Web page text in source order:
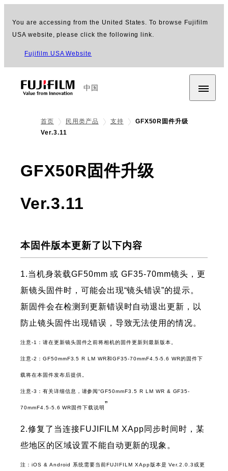
You are accessing from the United States. To browse Fujifilm
USA website, please click the following link.
Fujifilm USA Website
中国
首页 民用类产品 支持
GFX50R固件升级
Ver.3.11
GFX50R固件升级
Ver.3.11
本固件版本更新了以下内容
1.当机身装载GF50mm 或 GF35-70mm镜头，更
新镜头固件时，可能会出现“镜头错误”的提示。
新固件会在检测到更新错误时自动退出更新，以
防止镜头固件出现错误，导致无法使用的情况。
注意-1：请在更新镜头固件之前将相机的固件更新到最新版本。
注意-2：GF50mmF3.5 R LM WR和GF35-70mmF4.5-5.6 WR的固件下
载将在本固件发布后提供。
注意-3：有关详细信息，请参阅“GF50mmF3.5 R LM WR & GF35-
70mmF4.5-5.6 WR固件下载说明”
2.修复了当连接FUJIFILM XApp同步时间时，某
些地区的区域设置不能自动更新的现象。
注：iOS & Android 系统需要当前FUJIFILM XApp版本是 Ver.2.0.3或更